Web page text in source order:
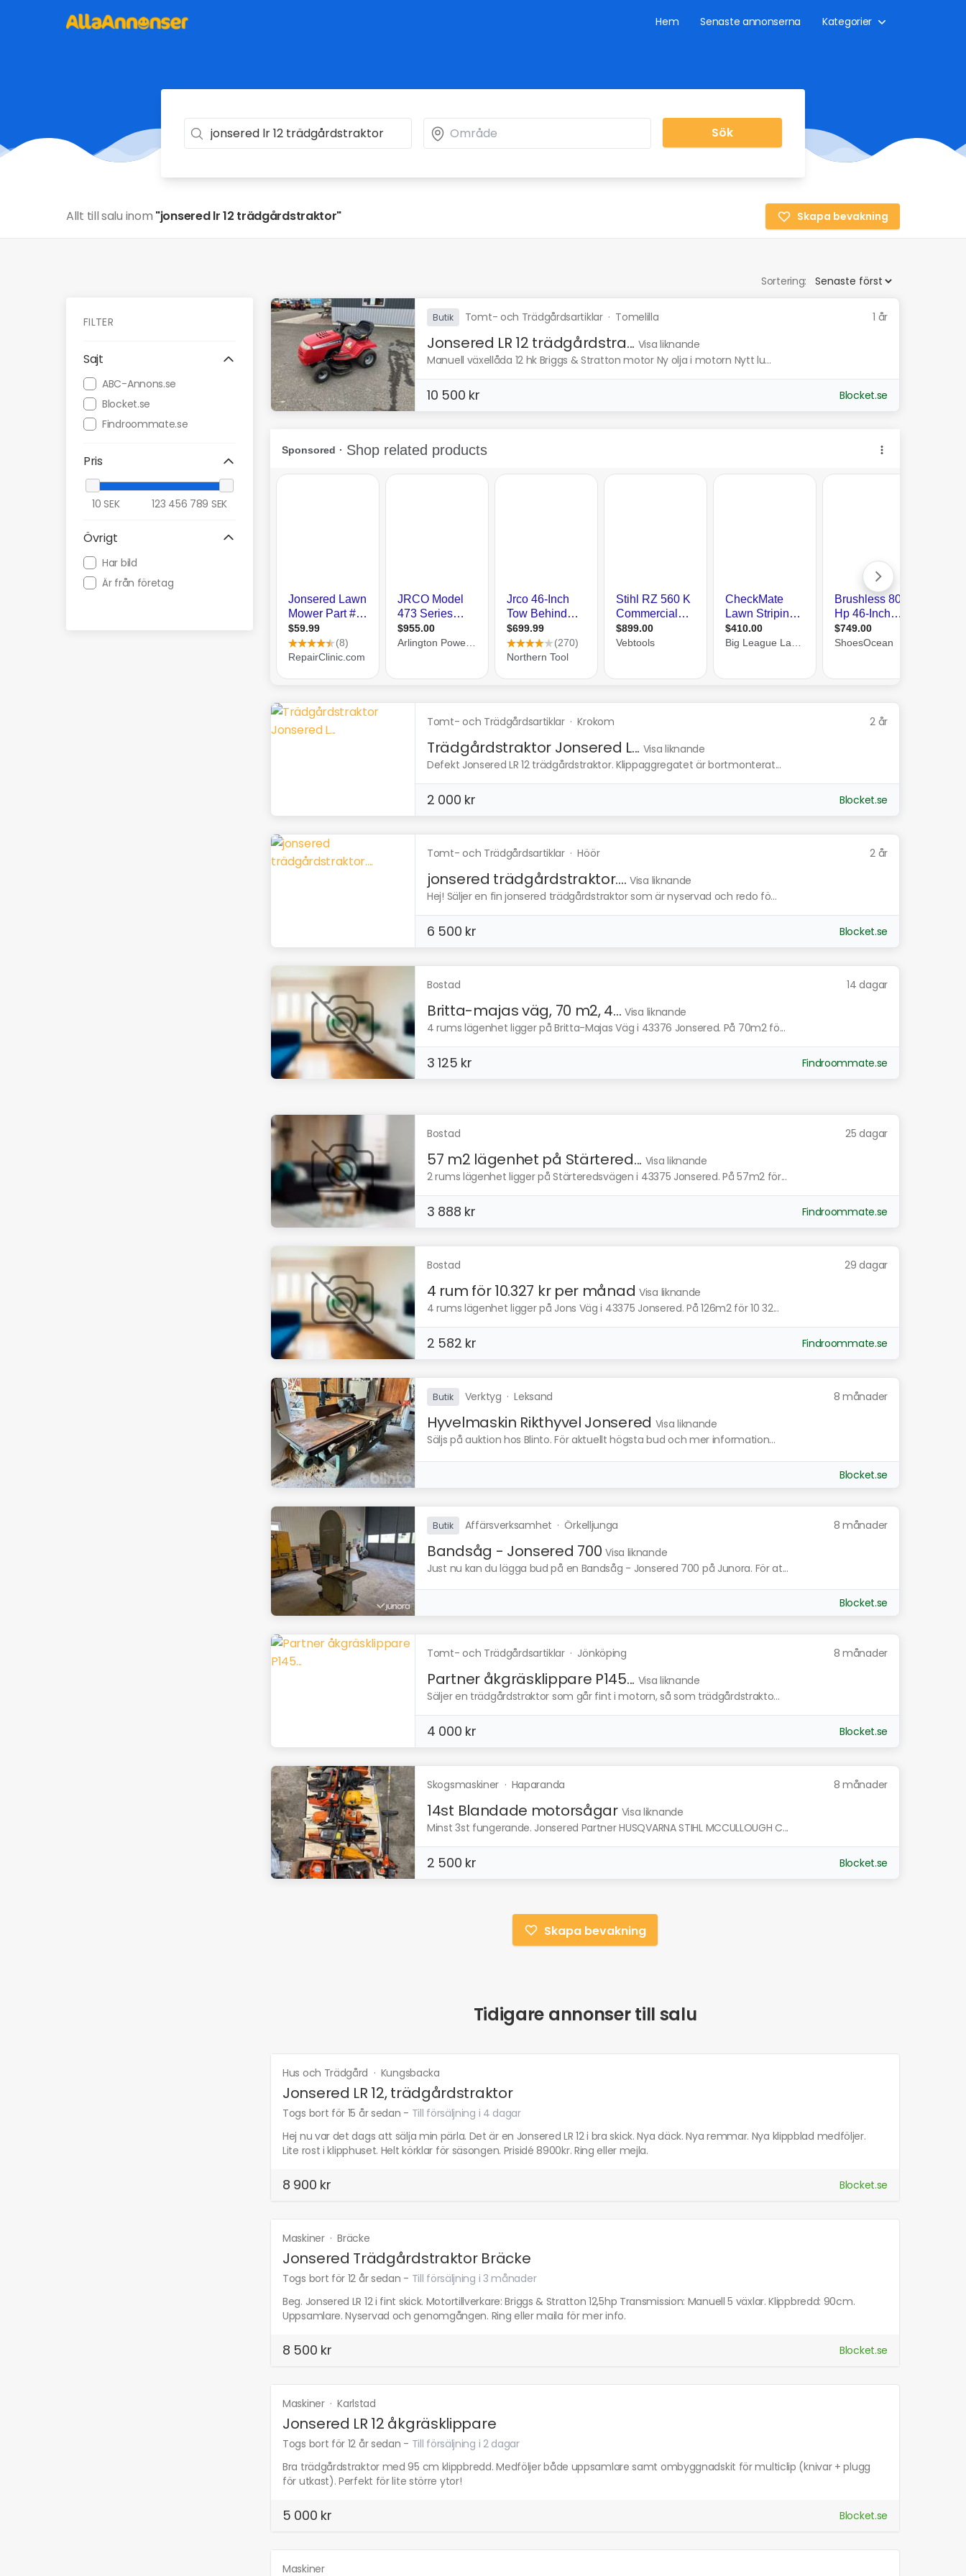
Hem Senaste annonserna Kategorier
Sök
Allt till salu inom "jonsered lr 12 trädgårdstraktor" Skapa bevakning
Sortering:
FILTER
Sajt
ABC-Annons.se
Blocket.se
Findroommate.se
Pris
10 SEK 123 456 789 SEK
Övrigt
Har bild
Är från företag
Butik Tomt- och Trädgårdsartiklar· Tomelilla 1 år
Jonsered LR 12 trädgårdstra... Visa liknande
Manuell växellåda 12 hk Briggs & Stratton motor Ny olja i motorn Nytt lu...
10 500 kr Blocket.se
Tomt- och Trädgårdsartiklar·Krokom 2 år
Trädgårdstraktor Jonsered L... Visa liknande
Defekt Jonsered LR 12 trädgårdstraktor. Klippaggregatet är bortmonterat...
2 000 kr Blocket.se
Tomt- och Trädgårdsartiklar·Höör 2 år
jonsered trädgårdstraktor.... Visa liknande
Hej! Säljer en fin jonsered trädgårdstraktor som är nyservad och redo fö...
6 500 kr Blocket.se
Bostad 14 dagar
Britta-majas väg, 70 m2, 4... Visa liknande
4 rums lägenhet ligger på Britta-Majas Väg i 43376 Jonsered. På 70m2 fö...
3 125 kr Findroommate.se
Bostad 25 dagar
57 m2 lägenhet på Stärtered... Visa liknande
2 rums lägenhet ligger på Stärteredsvägen i 43375 Jonsered. På 57m2 för...
3 888 kr Findroommate.se
Bostad 29 dagar
4 rum för 10.327 kr per månad Visa liknande
4 rums lägenhet ligger på Jons Väg i 43375 Jonsered. På 126m2 för 10 32...
2 582 kr Findroommate.se
Butik Verktyg ·Leksand 8 månader
Hyvelmaskin Rikthyvel Jonsered Visa liknande
Säljs på auktion hos Blinto. För aktuellt högsta bud och mer information...
Blocket.se
Butik Affärsverksamhet ·Örkelljunga 8 månader
Bandsåg - Jonsered 700 Visa liknande
Just nu kan du lägga bud på en Bandsåg - Jonsered 700 på Junora. För at...
Blocket.se
Tomt- och Trädgårdsartiklar· Jönköping 8 månader
Partner åkgräsklippare P145... Visa liknande
Säljer en trädgårdstraktor som går fint i motorn, så som trädgårdstrakto...
4 000 kr Blocket.se
Skogsmaskiner · Haparanda 8 månader
14st Blandade motorsågar Visa liknande
Minst 3st fungerande. Jonsered Partner HUSQVARNA STIHL MCCULLOUGH C...
2 500 kr Blocket.se
Skapa bevakning
Tidigare annonser till salu
Hus och Trädgård · Kungsbacka
Jonsered LR 12, trädgårdstraktor
Togs bort för 15 år sedan - Till försäljning i 4 dagar
Hej nu var det dags att sälja min pärla. Det är en Jonsered LR 12 i bra skick. Nya däck. Nya remmar. Nya klippblad medföljer.
Lite rost i klipphuset. Helt körklar för säsongen. Prisidé 8900kr. Ring eller mejla.
8 900 kr Blocket.se
Maskiner ·Bräcke
Jonsered Trädgårdstraktor Bräcke
Togs bort för 12 år sedan - Till försäljning i 3 månader
Beg. Jonsered LR 12 i fint skick. Motortillverkare: Briggs & Stratton 12,5hp Transmission: Manuell 5 växlar. Klippbredd: 90cm.
Uppsamlare. Nyservad och genomgången. Ring eller maila för mer info.
8 500 kr Blocket.se
Maskiner ·Karlstad
Jonsered LR 12 åkgräsklippare
Togs bort för 12 år sedan - Till försäljning i 2 dagar
Bra trädgårdstraktor med 95 cm klippbredd. Medföljer både uppsamlare samt ombyggnadskit för multiclip (knivar + plugg
för utkast). Perfekt för lite större ytor!
5 000 kr Blocket.se
Maskiner